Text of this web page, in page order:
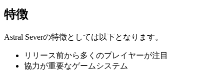
特徴
Astral Severの特徴としては以下となります。
リリース前から多くのプレイヤーが注目
協力が重要なゲームシステム